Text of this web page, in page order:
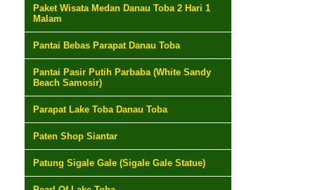
Paket Wisata Medan Danau Toba 2 Hari 1
Malam
Pantai Bebas Parapat Danau Toba
Pantai Pasir Putih Parbaba (White Sandy
Beach Samosir)
Parapat Lake Toba Danau Toba
Paten Shop Siantar
Patung Sigale Gale (Sigale Gale Statue)